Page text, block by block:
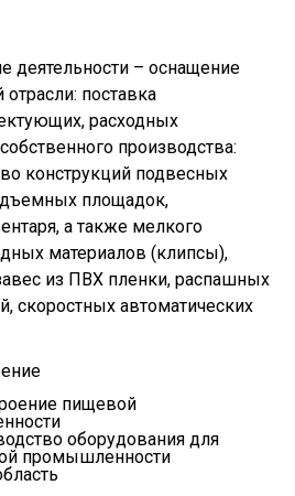
деятельности – оснащение
поставка
расходных
производства:
конструкций подвесных
площадок,
а также мелкого
материалов (клипсы),
из ПВХ пленки, распашных
скоростных автоматических
пищевой
оборудования для
промышленности